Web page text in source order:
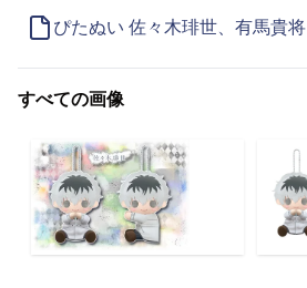
ぴたぬい 佐々木琲世、有馬貴将
すべての画像